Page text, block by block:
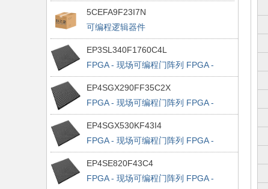
5CEFA9F23I7N
可编程逻辑器件
EP3SL340F1760C4L
FPGA - 现场可编程门阵列 FPGA -
Stratix III 13500 LABs 1120 IOs
EP4SGX290FF35C2X
FPGA - 现场可编程门阵列 FPGA -
Stratix IV GX 11648 LABs 564 IOs
EP4SGX530KF43I4
FPGA - 现场可编程门阵列 FPGA -
Stratix IV GX 21248 LABs 880 IOs
EP4SE820F43C4
FPGA - 现场可编程门阵列 FPGA -